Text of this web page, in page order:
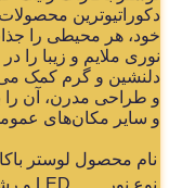
ملایم و زیبا را
و گرم کمک
مدرن، آن را به
سایر مکان‌های
محصول لوستر باکارات
نور
LED و رشته‌ای